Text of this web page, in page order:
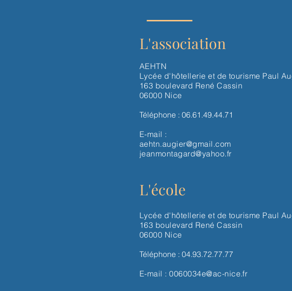
L'association
AEHTN
Lycée d'hôtellerie et de tourisme Paul
163 boulevard René Cassin
06000 Nice
Téléphone : 06.61.49.44.71
E-mail :
aehtn.augier@gmail.com
jeanmontagard@yahoo.fr
L'école
Lycée d'hôtellerie et de tourisme Paul
163 boulevard René Cassin
06000 Nice
Téléphone : 04.93.72.77.77
E-mail :0060034e@ac-nice.fr